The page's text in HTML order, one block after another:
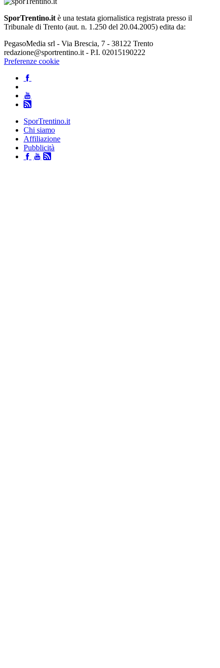
SporTrentino.it è una testata giornalistica registrata presso il
Tribunale di Trento (aut. n. 1.250 del 20.04.2005) edita da:
PegasoMedia srl - Via Brescia, 7 - 38122 Trento
redazione@sportrentino.it - P.I. 02015190222
Preferenze cookie
SporTrentino.it
Chi siamo
Affiliazione
Pubblicità